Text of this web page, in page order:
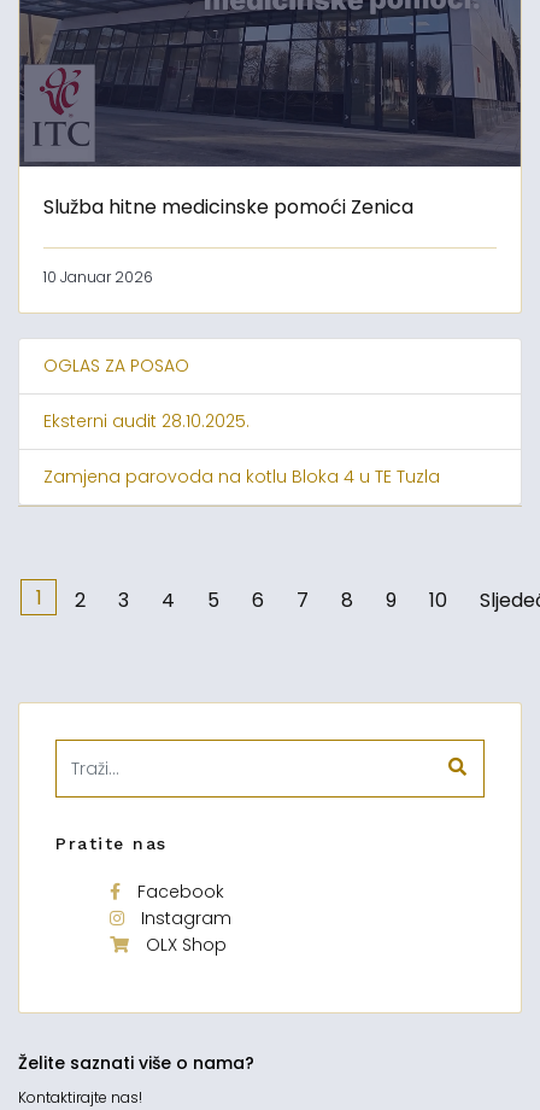
Služba hitne medicinske pomoći Zenica
10 Januar 2026
OGLAS ZA POSAO
Eksterni audit 28.10.2025.
Zamjena parovoda na kotlu Bloka 4 u TE Tuzla
1 2 3 4 5 6 7 8 9 10
Pratite nas
Facebook
Instagram
OLX Shop
Želite saznati više o nama?
Kontaktirajte nas!